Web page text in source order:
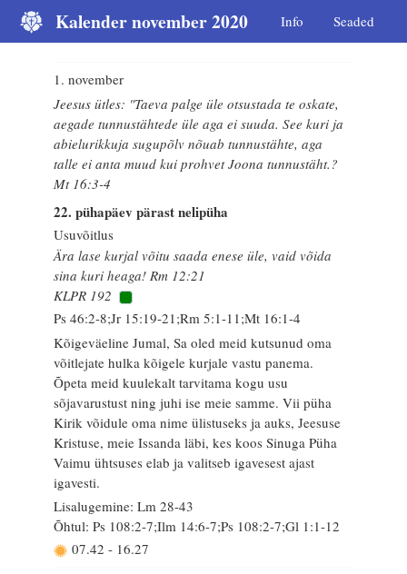
Kalender november 2020 Info Seaded
1. november
Jeesus ütles: "Taeva palge üle otsustada te oskate,
aegade tunnustähtede üle aga ei suuda. See kuri ja
abielurikkuja sugupõlv nõuab tunnustähte, aga
talle ei anta muud kui prohvet Joona tunnustäht.?
Mt 16:3-4
22. pühapäev pärast nelipüha
Usuvõitlus
Ära lase kurjal võitu saada enese üle, vaid võida
sina kuri heaga! Rm 12:21
KLPR 192
Ps 46:2-8;Jr 15:19-21;Rm 5:1-11;Mt 16:1-4
Kõigeväeline Jumal, Sa oled meid kutsunud oma
võitlejate hulka kõigele kurjale vastu panema.
Õpeta meid kuulekalt tarvitama kogu usu
sõjavarustust ning juhi ise meie samme. Vii püha
Kirik võidule oma nime ülistuseks ja auks, Jeesuse
Kristuse, meie Issanda läbi, kes koos Sinuga Püha
Vaimu ühtsuses elab ja valitseb igavesest ajast
igavesti.
Lisalugemine: Lm 28-43
Õhtul: Ps 108:2-7;Ilm 14:6-7;Ps 108:2-7;Gl 1:1-12
07.42 - 16.27